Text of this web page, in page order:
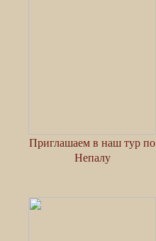
Приглашаем в наш тур по
Непалу